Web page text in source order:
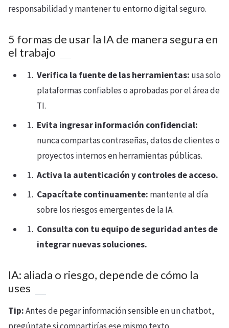
responsabilidad y mantener tu entorno digital seguro.
5 formas de usar la IA de manera segura en
el trabajo
Verifica la fuente de las herramientas: usa solo
plataformas confiables o aprobadas por el área de
TI.
Evita ingresar información confidencial:
nunca compartas contraseñas, datos de clientes o
proyectos internos en herramientas públicas.
Activa la autenticación y controles de acceso.
Capacítate continuamente: mantente al día
sobre los riesgos emergentes de la IA.
Consulta con tu equipo de seguridad antes de
integrar nuevas soluciones.
IA: aliada o riesgo, depende de cómo la
uses
Tip:Antes de pegar información sensible en un chatbot,